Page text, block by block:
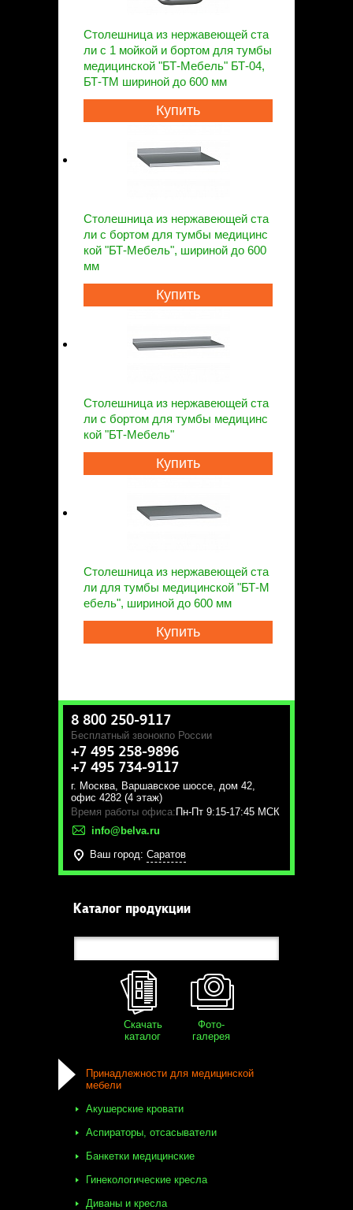
Столешница из нержавеющей ста
ли с 1 мойкой и бортом для тумбы
медицинской "БТ-Мебель" БТ-04,
БТ-ТМ шириной до 600 мм
Купить
Столешница из нержавеющей ста
ли с бортом для тумбы медицинс
кой "БТ-Мебель", шириной до 600
мм
Купить
Столешница из нержавеющей ста
ли с бортом для тумбы медицинс
кой "БТ-Мебель"
Купить
Столешница из нержавеющей ста
ли для тумбы медицинской "БТ-М
ебель", шириной до 600 мм
Купить
8 800 250-9117
Бесплатный звонокпо России
+7 495 258-9896
+7 495 734-9117
г. Москва, Варшавское шоссе, дом 42,
офис 4282 (4 этаж)
Время работы офиса: Пн-Пт 9:15-17:45 МСК
info@belva.ru
Ваш город: Саратов
Каталог продукции
Скачать
каталог
Фото-
галерея
Принадлежности для медицинской
мебели
Акушерские кровати
Аспираторы, отсасыватели
Банкетки медицинские
Гинекологические кресла
Диваны и кресла